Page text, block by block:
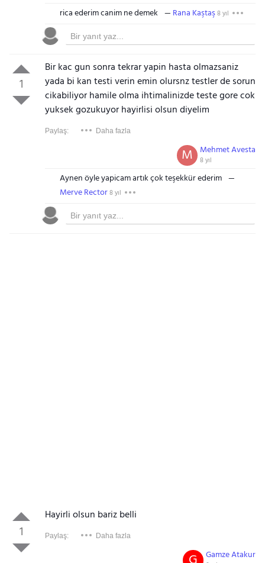
rica ederim canim ne demek Rana Kaştaş8 yıl
1
Bir kac gun sonra tekrar yapin hasta olmazsaniz
yada bi kan testi verin emin olursnz testler de sorun
cikabiliyor hamile olma ihtimalinizde teste gore cok
yuksek gozukuyor hayirlisi olsun diyelim
Paylaş: Daha fazla
Mehmet Avesta
8 yıl
M
Aynen öyle yapicam artık çok teşekkür ederim
Merve Rector8 yıl
1
Hayirli olsun bariz belli
Paylaş: Daha fazla
Gamze Atakur